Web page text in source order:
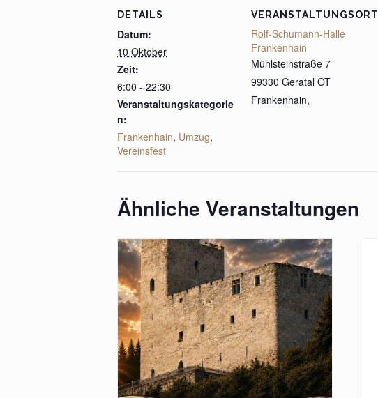
DETAILS
Datum:
10 Oktober
Zeit:
6:00 - 22:30
Veranstaltungskategorie
n:
Frankenhain, Umzug,
Vereinsfest
VERANSTALTUNGSORT
Rolf-Schumann-Halle
Frankenhain
Mühlsteinstraße 7
99330 Geratal OT
Frankenhain,
Ähnliche Veranstaltungen